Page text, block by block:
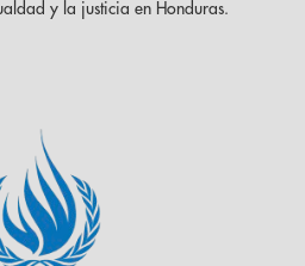
y la justicia en Honduras.